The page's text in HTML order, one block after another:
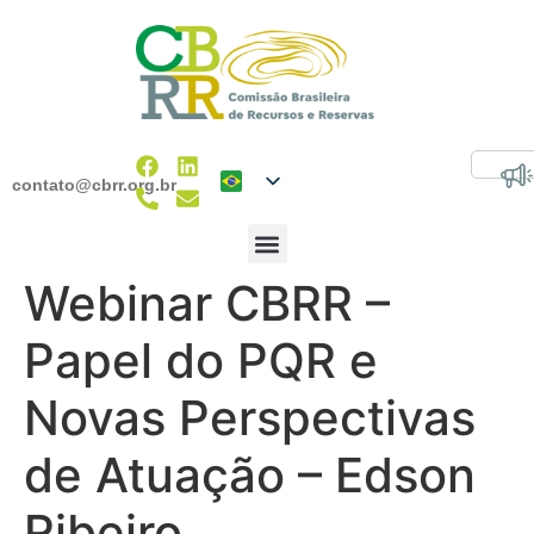
contato@cbrr.org.br
Webinar CBRR –
Papel do PQR e
Novas Perspectivas
de Atuação – Edson